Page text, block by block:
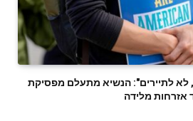
לא לתיירים": הנשיא מתעלם מפסיקת
אזרחות מלידה